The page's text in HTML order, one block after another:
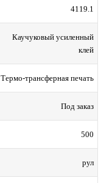
4119.1
Каучуковый усиленный
клей
Термо-трансферная печать
Под заказ
500
рул